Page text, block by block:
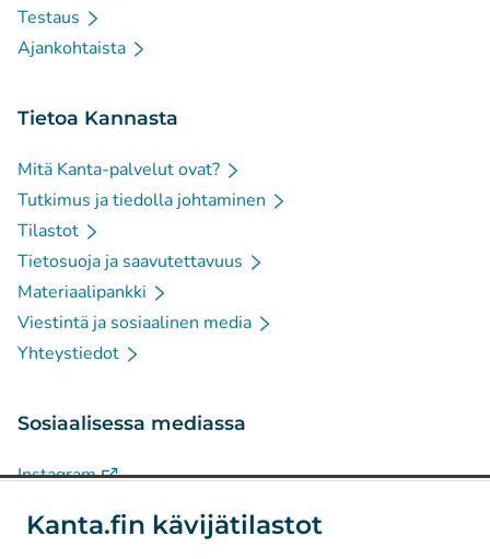
Kanta.fin kävijätilastot
Testaus
Ajankohtaista
Tietoa Kannasta
Mitä Kanta-palvelut ovat?
Tutkimus ja tiedolla johtaminen
Tilastot
Tietosuoja ja saavutettavuus
Materiaalipankki
Viestintä ja sosiaalinen media
Yhteystiedot
Sosiaalisessa mediassa
Instagram(Avautuu uuteen välilehteen)
Facebook(Avautuu uuteen välilehteen)